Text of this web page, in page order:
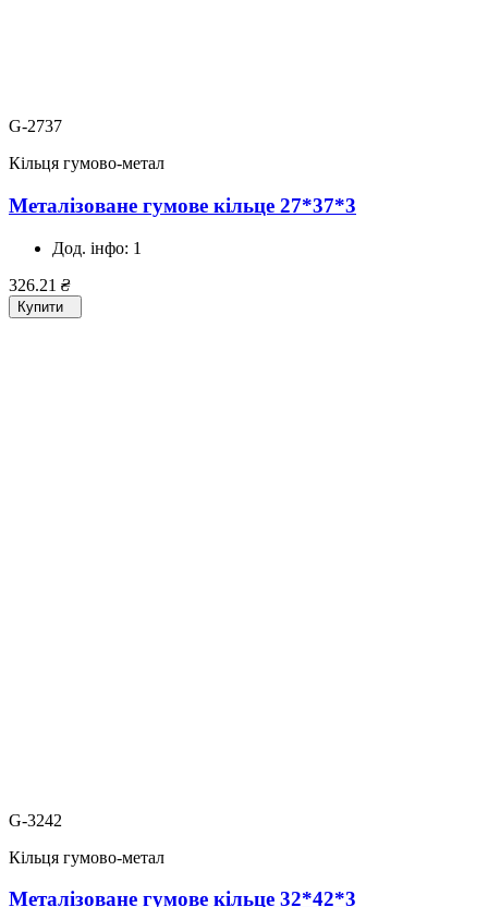
G-2737
Кільця гумово-метал
Металізоване гумове кільце 27*37*3
Дод. інфо: 1
326.21 ₴
Купити
G-3242
Кільця гумово-метал
Металізоване гумове кільце 32*42*3